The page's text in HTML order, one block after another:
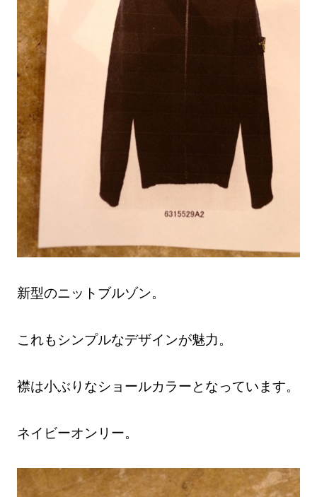
新型のニットブルゾン。
これもシンプルなデザインが魅力。
襟は小ぶりなショールカラーとなっています。
ネイビーオンリー。